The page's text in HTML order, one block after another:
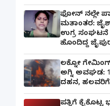
ಫೋನ್ ನಲ್ಲೇ
ಮತಾಂತರ:
ಉಗ್ರ ಸಂಘಟನೆ
ಹೊಂದಿದ್ದ
ಲಕ್ನೋ
ಅಗ್ನಿ ಅವಘಡ:
ದಹನ,
ಪತ್ನಿಗೆ